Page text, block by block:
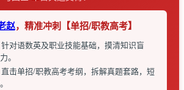
赵，精准冲刺【单招/职教高考】
针对语数英及职业技能基础，摸清知识盲
。
直击单招/职教高考考纲，拆解真题套路，短